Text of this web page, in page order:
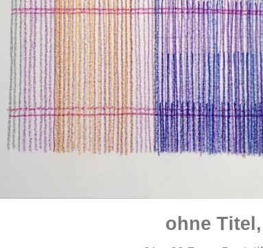
ohne